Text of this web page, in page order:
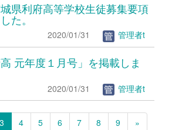
城県利府高等学校生徒募集要項
た。
2020/01/31 管理者t
元年度１月号」を掲載しま
2020/01/31 管理者t
3 4 5 6 7 8 9 »